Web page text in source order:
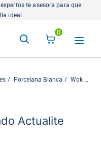
te asesora para que
ideal.
0
Porcelana Blanca Wok
Actualite